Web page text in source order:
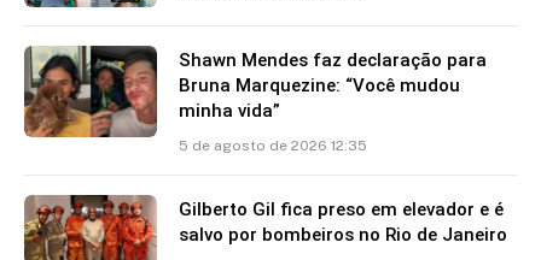
Shawn Mendes faz declaração para
Bruna Marquezine: “Você mudou
minha vida”
5 de agosto de 2026 12:35
Gilberto Gil fica preso em elevador e é
salvo por bombeiros no Rio de Janeiro